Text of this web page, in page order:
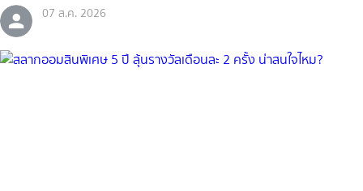
07 ส.ค. 2026